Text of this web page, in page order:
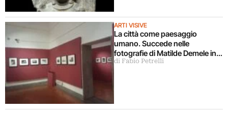
ARTI VISIVE
La città come paesaggio
umano. Succede nelle
fotografie di Matilde Demele in
mostra a Roma
di Fabio Petrelli